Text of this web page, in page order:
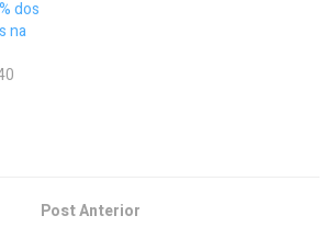
dos
na
Post Anterior